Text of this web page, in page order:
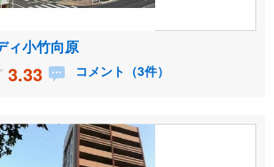
ィ小竹向原
3.33 コメント（3件）